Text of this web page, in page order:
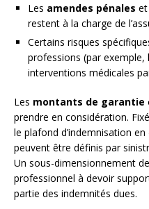
Les amendes pénales et
restent à la charge de
Certains risques
professions (par exemple,
interventions médicales
Les montants de garantie
prendre en considération.
le plafond d’indemnisation
peuvent être définis par
Un sous-dimensionnement
professionnel à devoir
partie des indemnités dues.